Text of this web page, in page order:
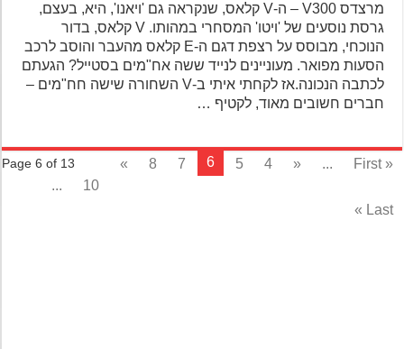
מרצדס V300 – ה-V קלאס, שנקראה גם 'ויאנו', היא, בעצם,
גרסת נוסעים של 'ויטו' המסחרי במהותו. V קלאס, בדור
הנוכחי, מבוסס על רצפת דגם ה-E קלאס מהעבר והוסב לרכב
הסעות מפואר. מעוניינים לנייד ששה אח"מים בסטייל? הגעתם
לכתבה הנכונה.אז לקחתי איתי ב-V השחורה שישה חח"מים –
חברים חשובים מאוד, לקטיף …
Page 6 of 13
10
Last